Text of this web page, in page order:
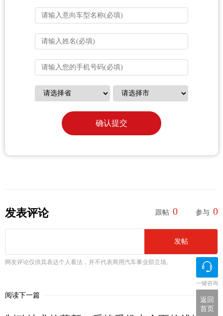
确认提交
发表评论 跟帖 0 参与 0
发帖
网友评论仅供其表达个人看法，并不代表商用汽车事业部立场。
阅读下一篇
一键咨询
返回
首页